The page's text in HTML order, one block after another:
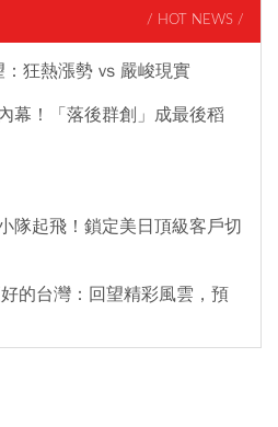
/ HOT NEWS /
狂熱漲勢 vs 嚴峻現實
幕！「落後群創」成最後稻
隊起飛！鎖定美日頂級客戶切
的台灣：回望精彩風雲，預